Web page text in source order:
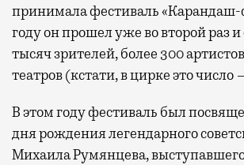
принимала фестиваль «Карандаш-
году он прошел уже во второй раз и
тысяч зрителей, более 300
театров (кстати, в цирке это число
В этом году фестиваль был
дня рождения легендарного
Михаила Румянцева,